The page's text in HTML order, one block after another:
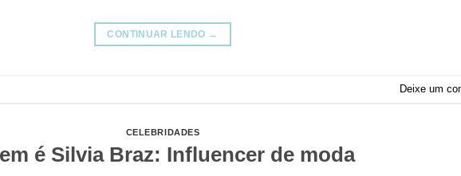
CONTINUAR LENDO →
Deixe um
CELEBRIDADES
é Silvia Braz: Influencer de moda